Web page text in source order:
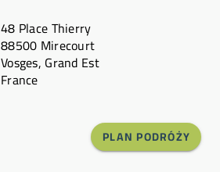
48 Place Thierry
88500 Mirecourt
Vosges, Grand Est
France
PLAN PODRÓŻY